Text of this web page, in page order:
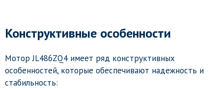
Конструктивные особенности
Мотор JL486ZQ4 имеет ряд конструктивных
особенностей, которые обеспечивают надежность и
стабильность: